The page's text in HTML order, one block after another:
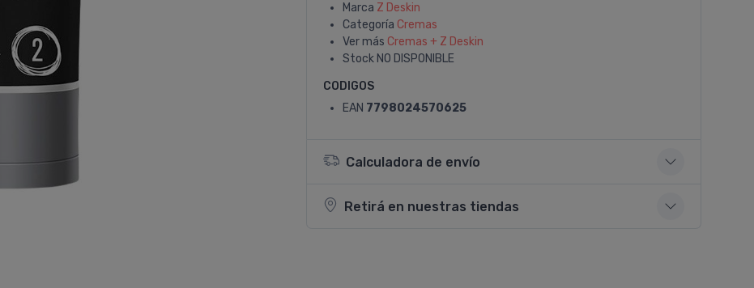
Marca Z Deskin
Categoría Cremas
Ver más Cremas + Z Deskin
Stock NO DISPONIBLE
CODIGOS
EAN 7798024570625
Calculadora de envío
Retirá en nuestras tiendas